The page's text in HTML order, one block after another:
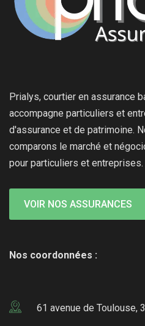
Prialys, courtier en assurance
accompagne particuliers et
d'assurance et de patrimoine.
comparons le marché et
pour particuliers et entreprises.
VOIR NOS ASSURANCES
Nos coordonnées :
61 avenue de Toulouse,